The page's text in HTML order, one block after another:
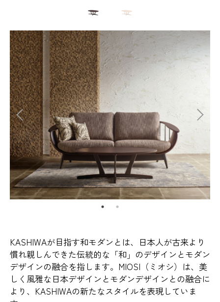
KASHIWAが目指す和モダンとは、日本人が古来より
慣れ親しんできた伝統的な「和」のデザインとモダン
デザインの融合を指します。MIOSI（ミオシ）は、美
しく風雅な日本デザインとモダンデザインとの融合に
より、KASHIWAの新たなスタイルを表現していま